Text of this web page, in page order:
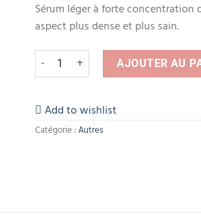
Sérum léger à forte
aspect plus dense et plus sain.
quantité de THE ORDINARY Multi-
AJOUTER AU
Add to wishlist
Catégorie :Autres